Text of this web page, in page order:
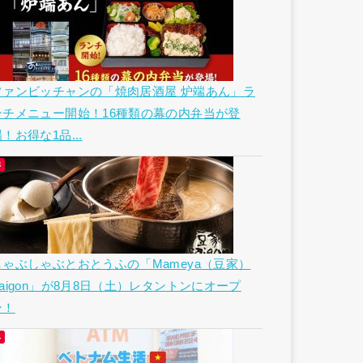
ァンビッチャンの「焼肉居酒屋 炉端あん」ラ
チメニュー開始！16種類の幕の内弁当が登
！お得な1品...
ゃぶしゃぶとおとうふの「Mameya（豆家）
」が8月8日（土）レタントンにオープ